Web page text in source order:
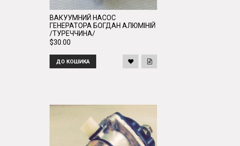
ВАКУУМНИЙ НАСОС
ГЕНЕРАТОРА БОГДАН АЛЮМІНІЙ
/ТУРЕЧЧИНА/
$30.00
ДО КОШИКА